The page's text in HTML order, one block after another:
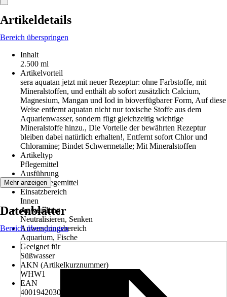
Artikeldetails
Bereich überspringen
Inhalt
2.500 ml
Artikelvorteil
sera aquatan jetzt mit neuer Rezeptur: ohne Farbstoffe, mit
Mineralstoffen, und enthält ab sofort zusätzlich Calcium,
Magnesium, Mangan und Iod in bioverfügbarer Form, Auf diese
Weise entfernt aquatan nicht nur toxische Stoffe aus dem
Aquarienwasser, sondern fügt gleichzeitig wichtige
Mineralstoffe hinzu., Die Vorteile der bewährten Rezeptur
bleiben dabei natürlich erhalten!, Entfernt sofort Chlor und
Chloramine; Bindet Schwermetalle; Mit Mineralstoffen
Artikeltyp
Pflegemittel
Ausführung
Grundpflegemittel
Einsatzbereich
Innen
Anwendung
Neutralisieren, Senken
Anwendungsbereich
Aquarium, Fische
Geeignet für
Süßwasser
AKN (Artikelkurznummer)
WHW1
EAN
4001942030885
Mehr anzeigen
Datenblätter
Bereich überspringen